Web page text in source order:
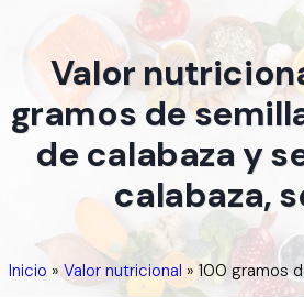
Valor
gramos de
de calabaza y
calabaza,
Inicio » Valor nutricional » 100 gramos